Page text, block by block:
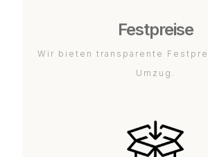
Festpreise
Wir bieten transparente
Umzug.